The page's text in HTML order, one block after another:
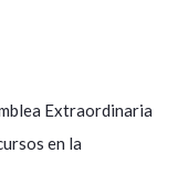
Extraordinaria
en la